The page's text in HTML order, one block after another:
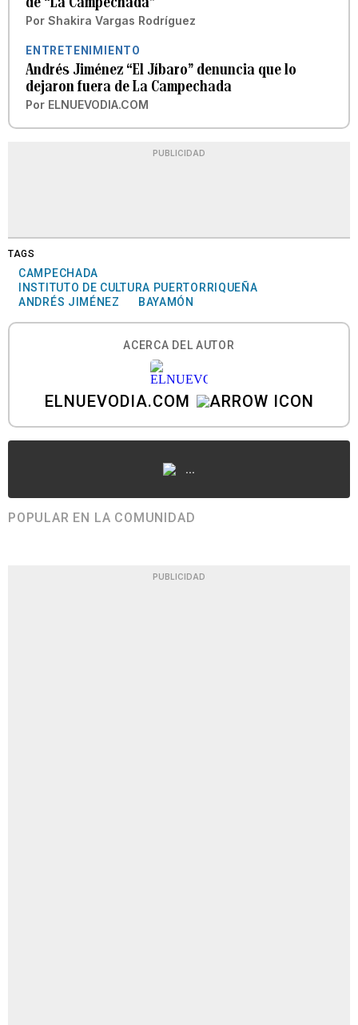
Por Shakira Vargas Rodríguez
ENTRETENIMIENTO
Andrés Jiménez “El Jíbaro” denuncia que lo
dejaron fuera de La Campechada
Por ELNUEVODIA.COM
PUBLICIDAD
TAGS
CAMPECHADA
INSTITUTO DE CULTURA PUERTORRIQUEÑA
ANDRÉS JIMÉNEZ
BAYAMÓN
ACERCA DEL AUTOR
ELNUEVODIA.COM
...
POPULAR EN LA COMUNIDAD
PUBLICIDAD